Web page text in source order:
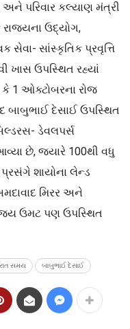
પરિવાર કલ્યાણ મંત્રી
ઉદ્યોગ,
સેવા- સાંસ્કૃતિક પ્રવૃત્તિ
ખાસ ઉપસ્થિત રહ્યાં
1 ઓક્ટોબરના રોજ
બાબુભાઈ દેસાઈ ઉપસ્થિત
ડેવલપર્સ
છે, જયારે 100થી વધુ
શાયોના લેન્ડ
મિરર અને
ઉમટ પણ ઉપસ્થિત
સમય બાબુભાઈ દેસાઈ